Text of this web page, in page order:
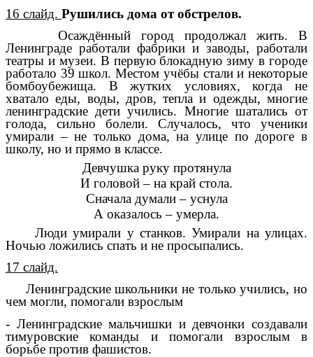
16 слайд. Рушились дома от обстрелов.
Осаждённый город продолжал жить. В
Ленинграде работали фабрики и заводы, работали
театры и музеи. В первую блокадную зиму в городе
работало 39 школ. Местом учёбы стали и некоторые
бомбоубежища. В жутких условиях, когда не
хватало еды, воды, дров, тепла и одежды, многие
ленинградские дети учились. Многие шатались от
голода, сильно болели. Случалось, что ученики
умирали – не только дома, на улице по дороге в
школу, но и прямо в классе.
Девчушка руку протянула
И головой – на край стола.
Сначала думали – уснула
А оказалось – умерла.
Люди умирали у станков. Умирали на улицах.
Ночью ложились спать и не просыпались.
17 слайд.
Ленинградские школьники не только учились, но
чем могли, помогали взрослым
- Ленинградские мальчишки и девчонки создавали
тимуровские команды и помогали взрослым в
борьбе против фашистов.